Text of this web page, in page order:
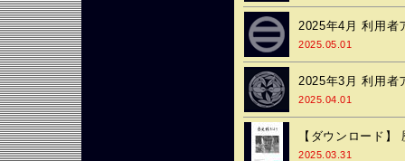
2025年4月 利用者
2025.05.01
2025年3月 利用者
2025.04.01
【ダウンロード
2025.03.31